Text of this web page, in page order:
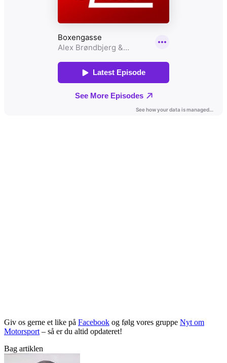
Giv os gerne et like på Facebook og følg vores gruppe Nyt om
Motorsport – så er du altid opdateret!
Bag artiklen